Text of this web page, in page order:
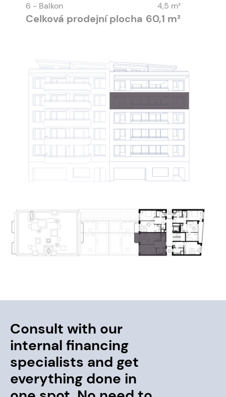
6 - Balkon 4,5 m²
Celková prodejní plocha 60,1 m²
Consult with our
internal financing
specialists and get
everything done in